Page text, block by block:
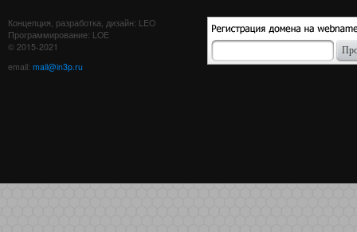
Концепция, разработка, дизайн: LEO
Программирование: LOE
© 2015-2021
email: mail@in3p.ru